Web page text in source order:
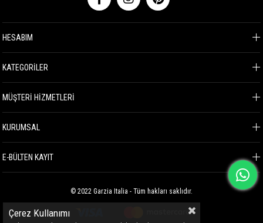
HESABIM
KATEGORİLER
MÜŞTERİ HİZMETLERİ
KURUMSAL
E-BÜLTEN KAYIT
© 2022 Garzia Italia - Tüm hakları saklıdır.
Çerez Kullanımı